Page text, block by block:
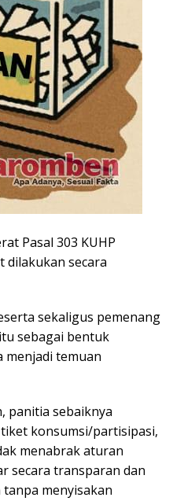
Pasal 303 KUHP
dilakukan secara
sekaligus pemenang
sebagai bentuk
menjadi temuan
panitia sebaiknya
konsumsi/partisipasi,
menabrak aturan
secara transparan dan
menyisakan